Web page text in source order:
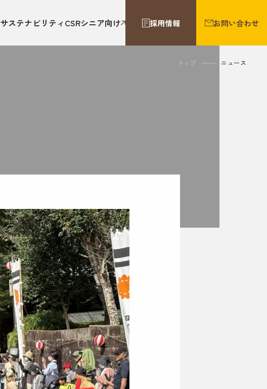
サステナビリティ CSRシニア向け 採用情報 お問い合わせ
トップ ニュース